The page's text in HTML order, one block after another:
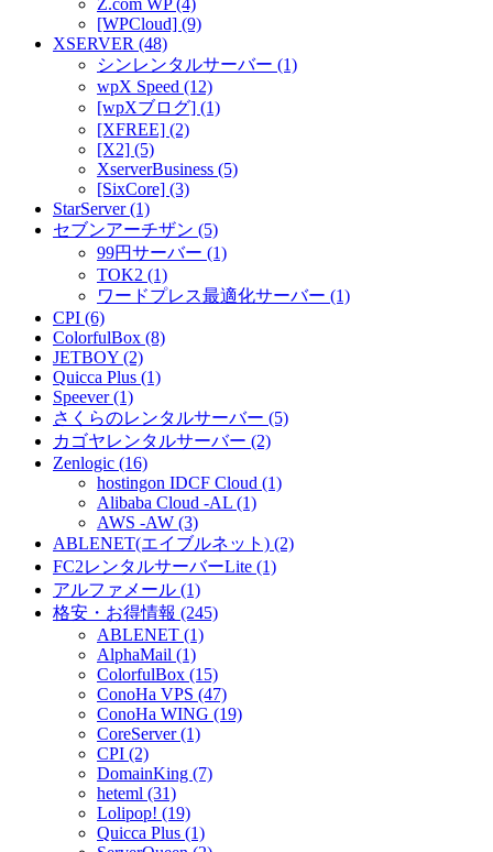
Z.com WP (4)
[WPCloud] (9)
XSERVER (48)
シンレンタルサーバー (1)
wpX Speed (12)
[wpXブログ] (1)
[XFREE] (2)
[X2] (5)
XserverBusiness (5)
[SixCore] (3)
StarServer (1)
セブンアーチザン (5)
99円サーバー (1)
TOK2 (1)
ワードプレス最適化サーバー (1)
CPI (6)
ColorfulBox (8)
JETBOY (2)
Quicca Plus (1)
Speever (1)
さくらのレンタルサーバー (5)
カゴヤレンタルサーバー (2)
Zenlogic (16)
hostingon IDCF Cloud (1)
Alibaba Cloud -AL (1)
AWS -AW (3)
ABLENET(エイブルネット) (2)
FC2レンタルサーバーLite (1)
アルファメール (1)
格安・お得情報 (245)
ABLENET (1)
AlphaMail (1)
ColorfulBox (15)
ConoHa VPS (47)
ConoHa WING (19)
CoreServer (1)
CPI (2)
DomainKing (7)
heteml (31)
Lolipop! (19)
Quicca Plus (1)